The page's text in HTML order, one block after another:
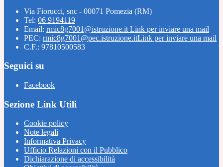
Via Fiorucci, snc - 00071 Pomezia (RM)
Tel: 06 9194119
Email: rmic8g7001@istruzione.it Link per inviare una mail
PEC: rmic8g7001@pec.istruzione.itLink per inviare una mail
C.F.: 97810500583
Seguici su
Facebook
Sezione Link Utili
Cookie policy
Note legali
Informativa Privacy
Ufficio Relazioni con il Pubblico
Dichiarazione di accessibilità